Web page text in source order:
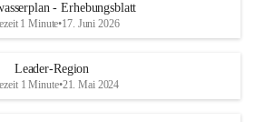
- Erhebungsblatt
1 Minute•17. Juni 2026
Leader-Region
1 Minute•21. Mai 2024